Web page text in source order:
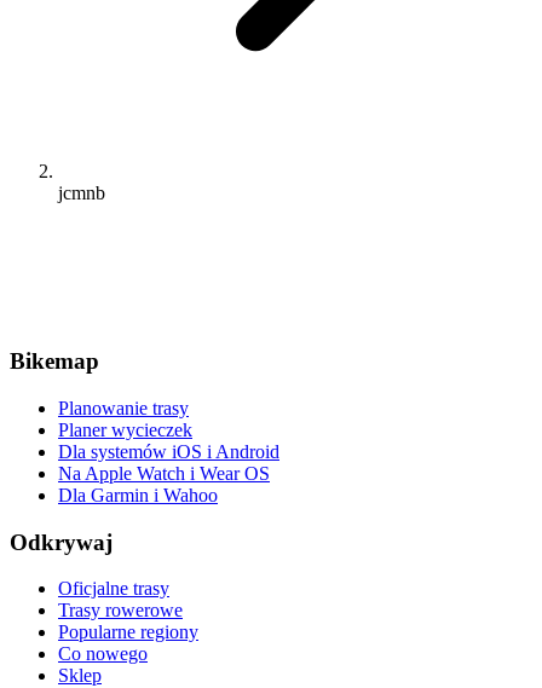
jcmnb
Bikemap
Planowanie trasy
Planer wycieczek
Dla systemów iOS i Android
Na Apple Watch i Wear OS
Dla Garmin i Wahoo
Odkrywaj
Oficjalne trasy
Trasy rowerowe
Popularne regiony
Co nowego
Sklep